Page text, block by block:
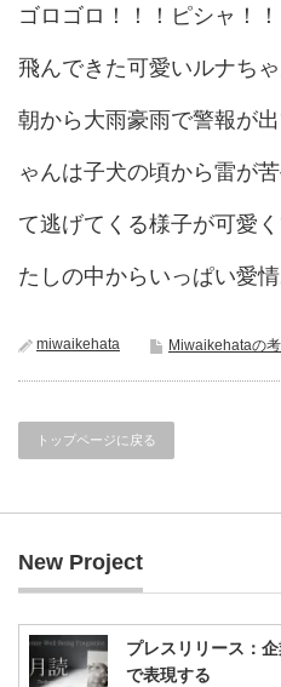
ゴロゴロ！！！ピシャ！
飛んできた可愛いルナち
朝から大雨豪雨で警報が
ゃんは子犬の頃から雷が
て逃げてくる様子が可愛
たしの中からいっぱい愛
miwaikehata Miwaikehataの考
トップページに戻る
New Project
プレスリリース：
で表現する